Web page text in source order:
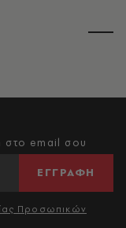
στο email σου
ΕΓΓΡΑΦΗ
Προσωπικών